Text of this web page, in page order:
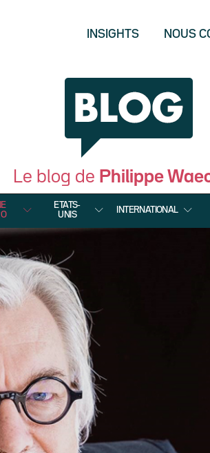
INSIGHTS NOUS
Le blog de Philippe
ETATS-
UNIS
INTERNATIONAL